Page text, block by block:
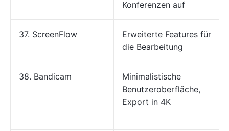
Konferenzen auf
37. ScreenFlow
Erweiterte Features für
die Bearbeitung
38. Bandicam
Minimalistische
Benutzeroberfläche,
Export in 4K